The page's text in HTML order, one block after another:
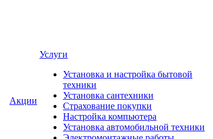
Акции
Услуги
Установка и настройка бытовой
техники
Установка сантехники
Страхование покупки
Настройка компьютера
Установка автомобильной техники